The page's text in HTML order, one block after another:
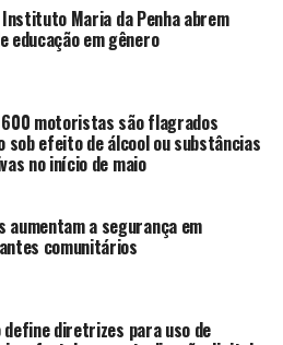
aqui para
trabalha
professor em
Houve um
muitas
meses
de
Com o
Instituto Maria da Penha abrem
educação em gênero
600 motoristas são flagrados
sob efeito de álcool ou substâncias
no início de maio
aumentam a segurança em
comunitários
define diretrizes para uso de